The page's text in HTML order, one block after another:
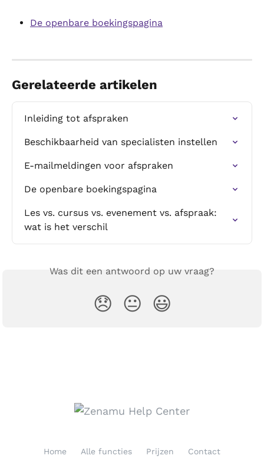
De openbare boekingspagina
Gerelateerde artikelen
Inleiding tot afspraken
Beschikbaarheid van specialisten instellen
E-mailmeldingen voor afspraken
De openbare boekingspagina
Les vs. cursus vs. evenement vs. afspraak:
wat is het verschil
Was dit een antwoord op uw vraag?
😞 😐 😃
Home Alle functies Prijzen Contact